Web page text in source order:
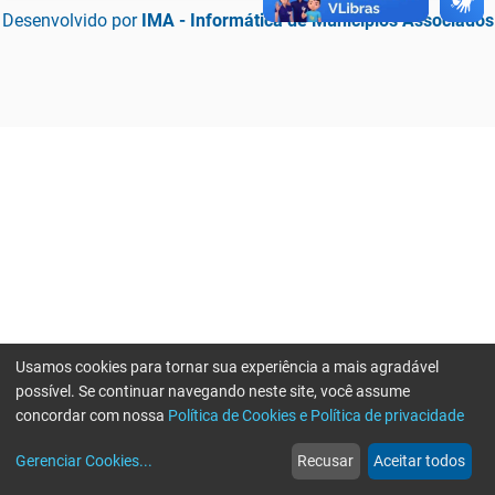
Desenvolvido por IMA - Informática de Municípios Associados
web
Notícias
more_horiz
Mais
Usamos cookies para tornar sua experiência a mais agradável
possível. Se continuar navegando neste site, você assume
concordar com nossa Política de Cookies e Política de privacidade
Gerenciar Cookies... Recusar Aceitar todos
Erro ao enviar informações, por favor tente novamente